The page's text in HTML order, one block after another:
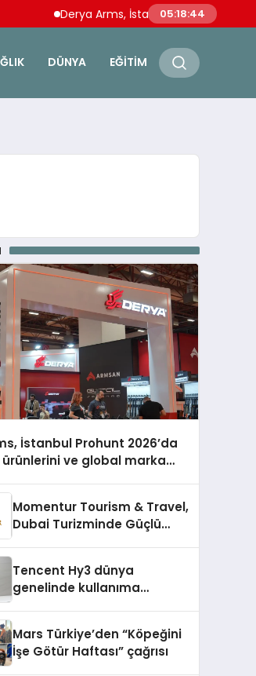
Derya Arms, İstanbul Prohunt 2026’da
05:18:45
DÜNYA EĞITIM
İstanbul Prohunt 2026’da
ve global marka
Momentur Tourism & Travel,
Dubai Turizminde Güçlü
Tencent Hy3 dünya
genelinde kullanıma
Mars Türkiye’den “Köpeğini
İşe Götür Haftası” çağrısı